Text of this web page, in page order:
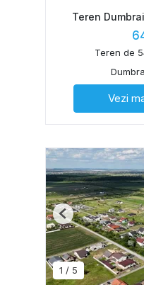
Teren
Teren de
Vezi
1 / 5
Previous